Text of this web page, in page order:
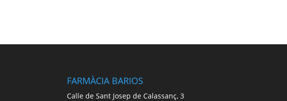
FARMÀCIA BARIOS
Calle de Sant Josep de Calassanç, 3